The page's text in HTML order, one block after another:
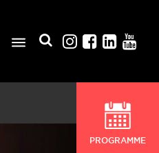
PROGRAMME